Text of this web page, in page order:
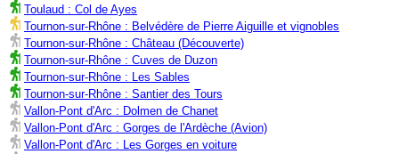
Toulaud : Col de Ayes
Tournon-sur-Rhône : Belvédère de Pierre Aiguille et vignobles
Tournon-sur-Rhône : Château (Découverte)
Tournon-sur-Rhône : Cuves de Duzon
Tournon-sur-Rhône : Les Sables
Tournon-sur-Rhône : Santier des Tours
Vallon-Pont d'Arc : Dolmen de Chanet
Vallon-Pont d'Arc : Gorges de l'Ardèche (Avion)
Vallon-Pont d'Arc : Les Gorges en voiture